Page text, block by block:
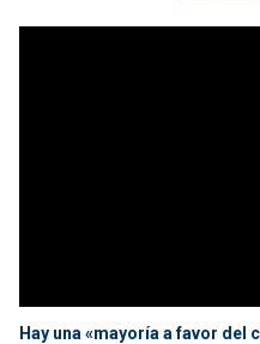
Hay una «mayoría a favor del